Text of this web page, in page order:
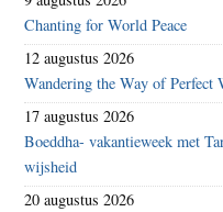
Chanting for World Peace
12 augustus 2026
Wandering the Way of Perfect
17 augustus 2026
Boeddha- vakantieweek met
wijsheid
20 augustus 2026